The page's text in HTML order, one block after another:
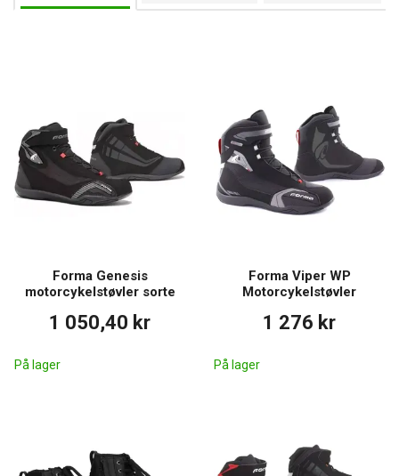
Forma Genesis
motorcykelstøvler sorte
1 050,40 kr
På lager
Forma Viper WP
Motorcykelstøvler
1 276 kr
På lager